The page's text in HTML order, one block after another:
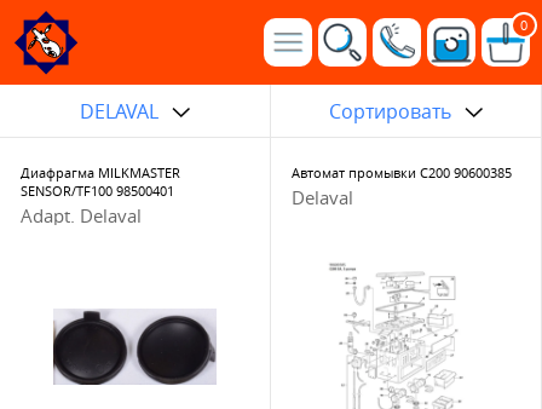
0
DELAVAL Сортировать
Диафрагма MILKMASTER
SENSOR/TF100 98500401
Adapt. Delaval
Автомат промывки С200 90600385
Delaval